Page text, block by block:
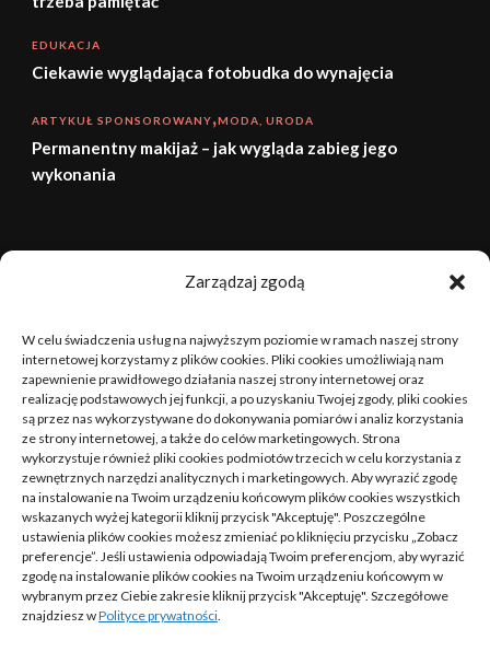
Zarządzaj zgodą
W celu świadczenia usług na najwyższym poziomie w ramach naszej strony
internetowej korzystamy z plików cookies. Pliki cookies umożliwiają nam
zapewnienie prawidłowego działania naszej strony internetowej oraz
realizację podstawowych jej funkcji, a po uzyskaniu Twojej zgody, pliki cookies
są przez nas wykorzystywane do dokonywania pomiarów i analiz korzystania
ze strony internetowej, a także do celów marketingowych. Strona
wykorzystuje również pliki cookies podmiotów trzecich w celu korzystania z
zewnętrznych narzędzi analitycznych i marketingowych. Aby wyrazić zgodę
na instalowanie na Twoim urządzeniu końcowym plików cookies wszystkich
wskazanych wyżej kategorii kliknij przycisk "Akceptuję". Poszczególne
ustawienia plików cookies możesz zmieniać po kliknięciu przycisku „Zobacz
preferencje”. Jeśli ustawienia odpowiadają Twoim preferencjom, aby wyrazić
zgodę na instalowanie plików cookies na Twoim urządzeniu końcowym w
wybranym przez Ciebie zakresie kliknij przycisk "Akceptuję". Szczegółowe
znajdziesz wPolityce prywatności.
EDUKACJA
Ciekawie wyglądająca fotobudka do wynajęcia
ARTYKUŁ SPONSOROWANY MODA, URODA
Permanentny makijaż – jak wygląda zabieg jego
wykonania
sierpień 2026
3 4 5 6 7 8 9
10 11 12 13 14 15 16
17 18 19 20 21 22 23
24 25 26 27 28 29 30
31